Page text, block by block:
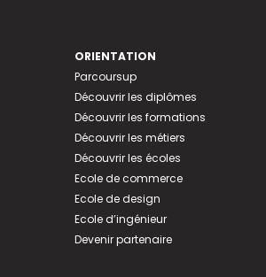
ORIENTATION
Parcoursup
Découvrir les diplômes
Découvrir les formations
Découvrir les métiers
Découvrir les écoles
Ecole de commerce
Ecole de design
Ecole d’ingénieur
Devenir partenaire